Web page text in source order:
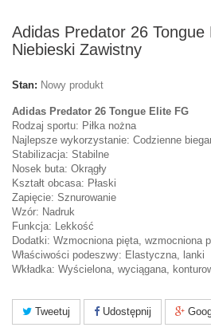
Adidas Predator 26 Tongue
Niebieski Zawistny
Stan: Nowy produkt
Adidas Predator 26 Tongue Elite FG
Rodzaj sportu: Piłka nożna
Najlepsze wykorzystanie: Codzienne
Stabilizacja: Stabilne
Nosek buta: Okrągły
Kształt obcasa: Płaski
Zapięcie: Sznurowanie
Wzór: Nadruk
Funkcja: Lekkość
Dodatki: Wzmocniona pięta, wzmocniona
Właściwości podeszwy: Elastyczna, lanki
Wkładka: Wyścielona, wyciągana,
Tweetuj Udostępnij